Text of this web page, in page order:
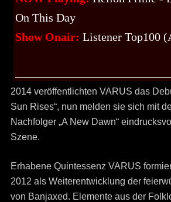
On This Day
Show Onair: Listener Top100
2014 veröffentlichten VARUS das
Sun Rises“, nun melden sie sich mit
Nachfolger „A New Dawn“
Szene.
Erhabene Quintessenz VARUS
2012 als Weiterentwicklung der
von Banjaxed. Elemente aus der